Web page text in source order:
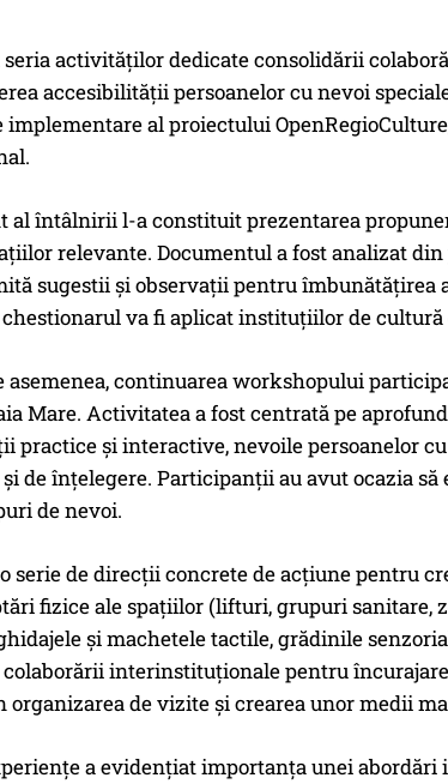
activităților dedicate consolidării
accesibilității persoanelor cu nevoi
al proiectului
al întâlnirii l-a constituit prezentarea
relevante. Documentul a fost analizat
sugestii și observații pentru îmbunătățirea
va fi aplicat instituțiilor de cultură
asemenea, continuarea workshopului
Mare. Activitatea a fost centrată pe
practice și interactive, nevoile persoanelor
de înțelegere. Participanții au avut ocazia
de nevoi.
serie de direcții concrete de acțiune pentru
fizice ale spațiilor (lifturi, grupuri sanitare,
și machetele tactile, grădinile
interinstituționale pentru
de vizite și crearea unor medii
a evidențiat importanța unei